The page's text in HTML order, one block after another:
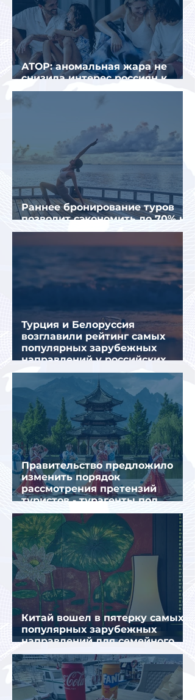
АТОР: аномальная жара не
снизила интерес россиян к
летнему отдыху в Европе
Раннее бронирование туров
позволит сэкономить до 70% на
летнем отдыхе — АТОР
Турция и Белоруссия
возглавили рейтинг самых
популярных зарубежных
направлений у российских
туристов летом
Правительство предложило
изменить порядок
рассмотрения претензий
туристов - турагенты под
ударом!
Китай вошел в пятерку самых
популярных зарубежных
направлений для семейного
отдыха летом